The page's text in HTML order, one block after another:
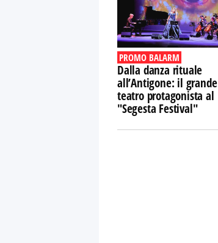
PROMO BALARM
Dalla danza rituale
all’Antigone: il grande
teatro protagonista al
"Segesta Festival"